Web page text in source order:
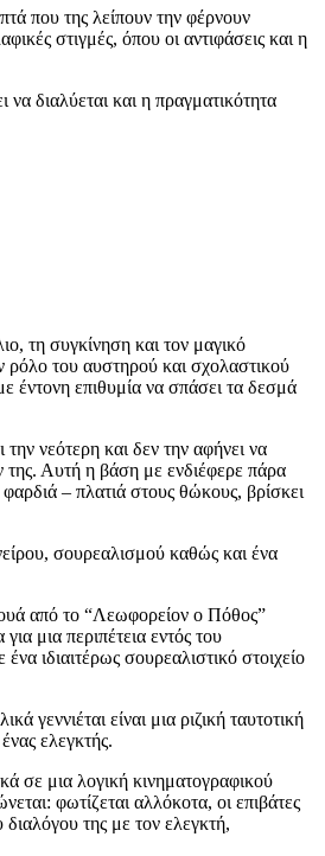
που της λείπουν την φέρνουν
στιγμές, όπου οι αντιφάσεις και η
διαλύεται και η πραγματικότητα
τη συγκίνηση και τον μαγικό
ρόλο του αυστηρού και σχολαστικού
έντονη επιθυμία να σπάσει τα δεσμά
νεότερη και δεν την αφήνει να
της. Αυτή η βάση με ενδιέφερε πάρα
– πλατιά στους θώκους, βρίσκει
σουρεαλισμού καθώς και ένα
από το “Λεωφορείον ο Πόθος”
μια περιπέτεια εντός του
ιδιαιτέρως σουρεαλιστικό στοιχείο
είναι μια ριζική ταυτοτική
ελεγκτής.
σε μια λογική κινηματογραφικού
φωτίζεται αλλόκοτα, οι επιβάτες
της με τον ελεγκτή,